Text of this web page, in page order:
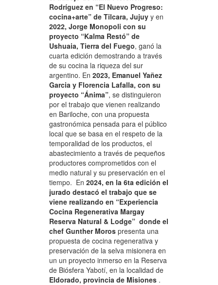
Rodríguez en “El Nuevo Progreso:
cocina+arte” de Tilcara, Jujuyy en
2022, Jorge Monopoli con su
proyecto “Kalma Restó” de
Ushuaia, Tierra del Fuego, ganó la
cuarta edición demostrando a través
de su cocina la riqueza del sur
argentino. En 2023, Emanuel Yañez
Garcia y Florencia Lafalla, con su
proyecto “Ánima”, se distinguieron
por el trabajo que vienen realizando
en Bariloche, con una propuesta
gastronómica pensada para el público
local que se basa en el respeto de la
temporalidad de los productos, el
abastecimiento a través de pequeños
productores comprometidos con el
medio natural y su preservación en el
tiempo. En 2024, en la 6ta edición el
jurado destacó el trabajo que se
viene realizando en “Experiencia
Cocina Regenerativa Margay
Reserva Natural & Lodge” donde el
chef Gunther Morospresenta una
propuesta de cocina regenerativa y
preservación de la selva misionera en
un un proyecto inmerso en la Reserva
de Biósfera Yabotí, en la localidad de
Eldorado, provincia de Misiones.